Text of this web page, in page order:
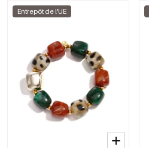
Entrepôt de l'UE